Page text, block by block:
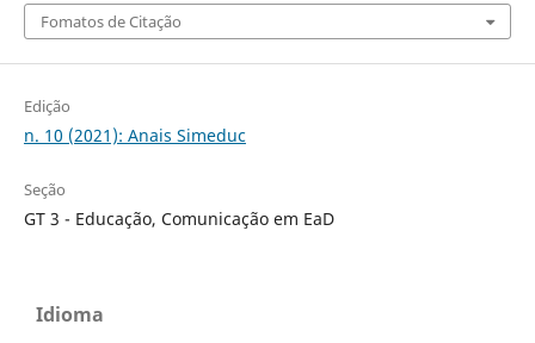
Fomatos de Citação
Edição
n. 10 (2021): Anais Simeduc
Seção
GT 3 - Educação, Comunicação em EaD
Idioma